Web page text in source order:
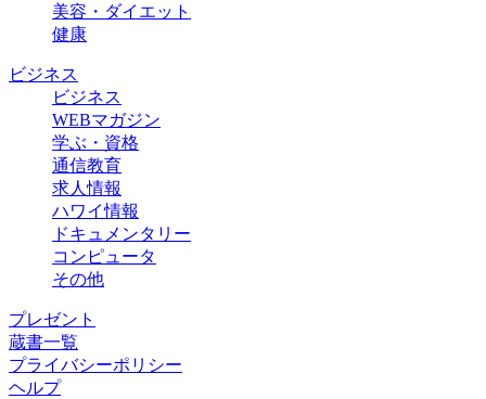
美容・ダイエット
健康
ビジネス
ビジネス
WEBマガジン
学ぶ・資格
通信教育
求人情報
ハワイ情報
ドキュメンタリー
コンピュータ
その他
プレゼント
蔵書一覧
プライバシーポリシー
ヘルプ